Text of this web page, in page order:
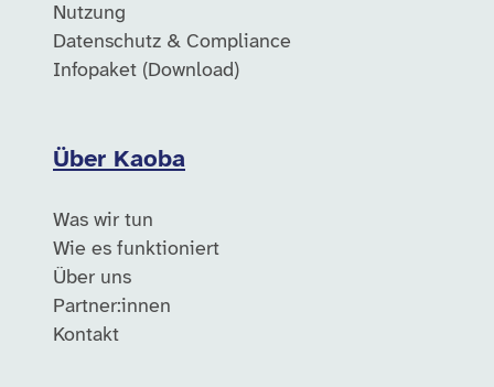
Nutzung
Datenschutz & Compliance
Infopaket (Download)
Über Kaoba
Was wir tun
Wie es funktioniert
Über uns
Partner:innen
Kontakt